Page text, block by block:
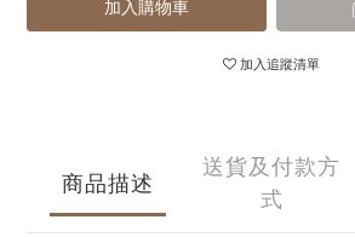
加入購物車
加入追蹤清單
商品描述
送貨及付款方
式